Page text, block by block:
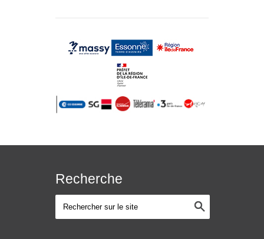
Recherche